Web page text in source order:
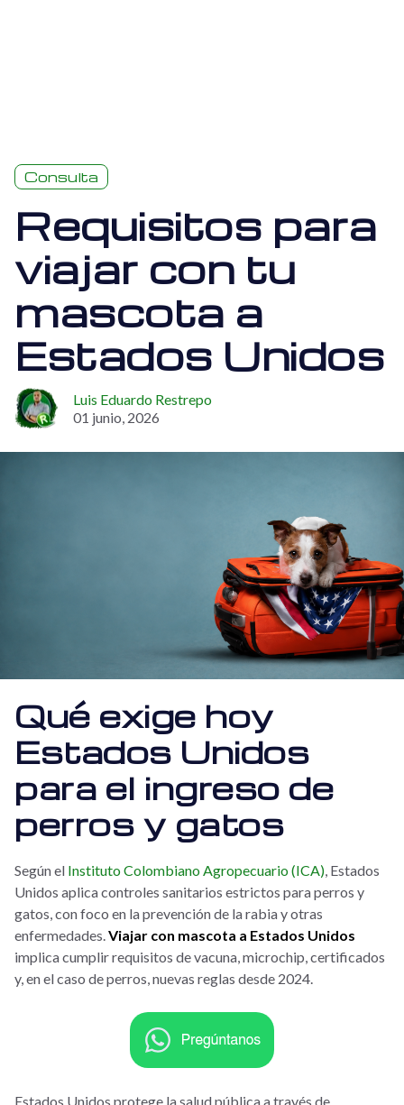
Consulta
Requisitos para
viajar con tu
mascota a
Estados Unidos
Luis Eduardo Restrepo
01 junio, 2026
Qué exige hoy
Estados Unidos
para el ingreso de
perros y gatos
Según el Instituto Colombiano Agropecuario (ICA), Estados
Unidos aplica controles sanitarios estrictos para perros y
gatos, con foco en la prevención de la rabia y otras
enfermedades.Viajar con mascota a Estados Unidos
implica cumplir requisitos de vacuna, microchip, certificados
y, en el caso de perros, nuevas reglas desde 2024.
Estados Unidos protege la salud pública a través de